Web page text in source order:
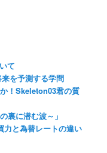
て
を予測する学問
！Skeleton03君の質
裏に潜む波～」
力と為替レートの違い